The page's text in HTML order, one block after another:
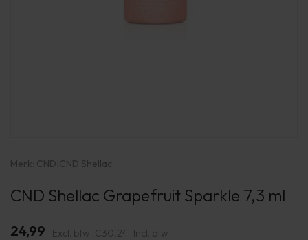
Merk: CND|CND Shellac
CND Shellac Grapefruit Sparkle 7,3 ml
24,99 Excl. btw €30,24 Incl. btw